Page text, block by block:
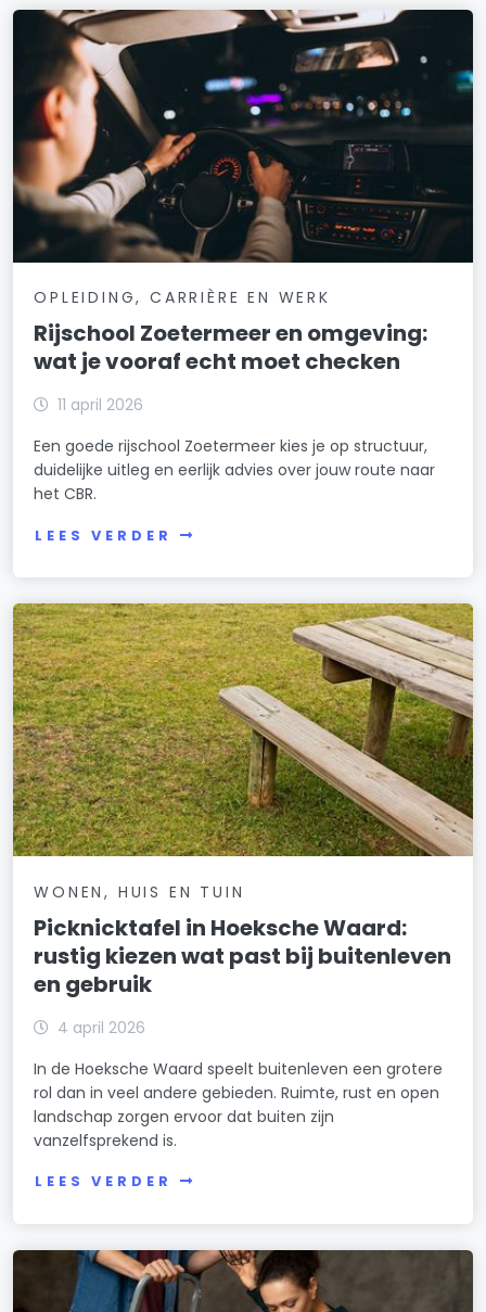
OPLEIDING, CARRIÈRE EN WERK
Rijschool Zoetermeer en omgeving:
wat je vooraf echt moet checken
11 april 2026
Een goede rijschool Zoetermeer kies je op structuur,
duidelijke uitleg en eerlijk advies over jouw route naar
het CBR.
LEES VERDER
WONEN, HUIS EN TUIN
Picknicktafel in Hoeksche Waard:
rustig kiezen wat past bij buitenleven
en gebruik
4 april 2026
In de Hoeksche Waard speelt buitenleven een grotere
rol dan in veel andere gebieden. Ruimte, rust en open
landschap zorgen ervoor dat buiten zijn
vanzelfsprekend is.
LEES VERDER